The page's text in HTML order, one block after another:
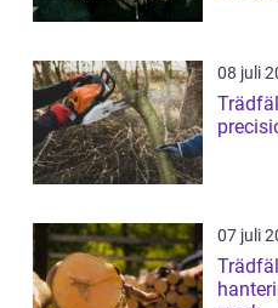
08 juli
07 juli